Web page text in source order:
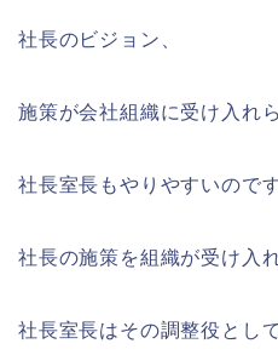
社長のビジョン、
施策が会社組織に受け入れ
社長室長もやりやすいのです
社長の施策を組織が受け入
社長室長はその調整役として